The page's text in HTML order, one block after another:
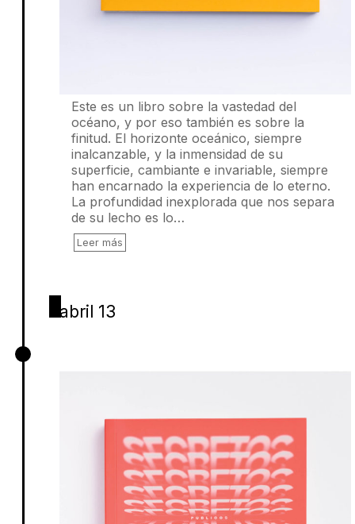
Este es un libro sobre la vastedad del
océano, y por eso también es sobre la
finitud. El horizonte oceánico, siempre
inalcanzable, y la inmensidad de su
superficie, cambiante e invariable, siempre
han encarnado la experiencia de lo eterno.
La profundidad inexplorada que nos separa
de su lecho es lo…
Leer más
abril 13